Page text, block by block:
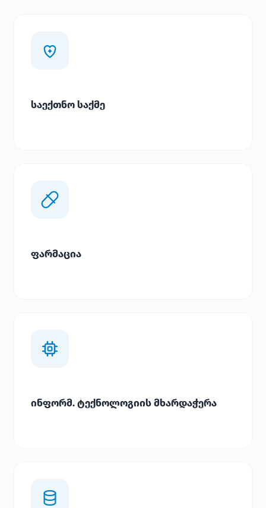
საექთნო საქმე
ფარმაცია
ინფორმ. ტექნოლოგიის მხარდაჭერა